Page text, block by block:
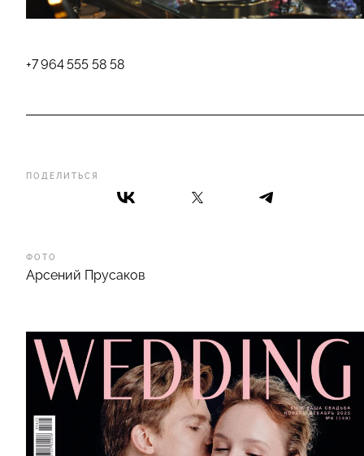
ПОДЕЛИТЬСЯ
ФОТО
Арсений Прусаков
+7 964 555 58 58